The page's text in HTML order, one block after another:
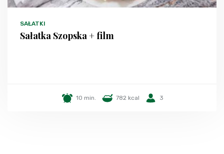
SAŁATKI
Sałatka Szopska + film
10 min. 782 kcal 3